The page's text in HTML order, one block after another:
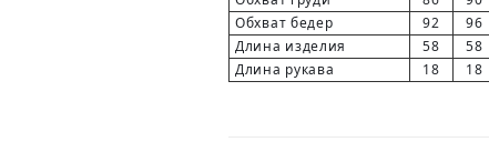
Обхват бедер
92 96
Длина изделия
58 58
Длина рукава
18 18